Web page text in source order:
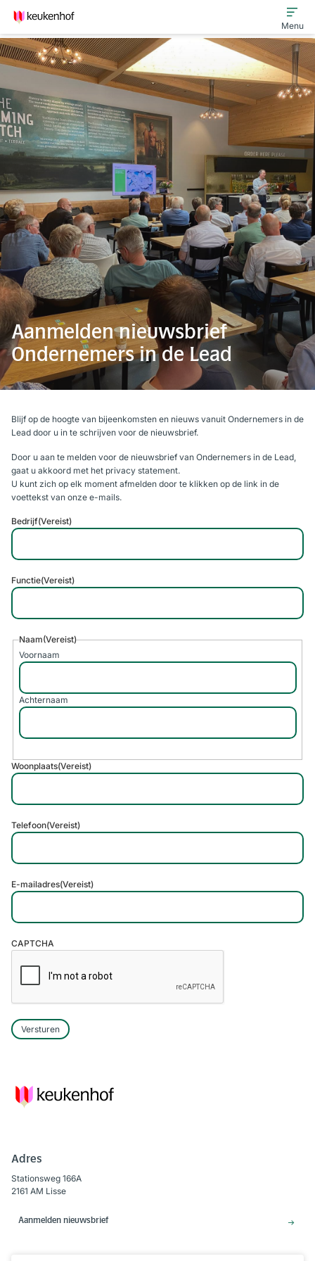
Bijeenkomsten
Keukenhof Innovatiefonds
Ondernemers in de Lead
Menu
Aanmelden nieuwsbrief
Ondernemers in de Lead
Blijf op de hoogte van bijeenkomsten en nieuws vanuit Ondernemers in de
Lead door u in te schrijven voor de nieuwsbrief.
Door u aan te melden voor de nieuwsbrief van Ondernemers in de Lead,
gaat u akkoord met het privacy statement.
U kunt zich op elk moment afmelden door te klikken op de link in de
voettekst van onze e-mails.
Bedrijf(Vereist)
Functie(Vereist)
Naam(Vereist)
Voornaam
Achternaam
Woonplaats(Vereist)
Telefoon(Vereist)
E-mailadres(Vereist)
CAPTCHA
Versturen
Adres
Stationsweg 166A
2161 AM Lisse
Aanmelden nieuwsbrief